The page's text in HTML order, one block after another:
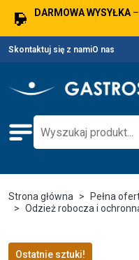
DARMOWA WYSYŁKA–
Skontaktuj się z namiO nas
Strona główna Pełna
Odzież robocza i
Ostatnie sztuki!